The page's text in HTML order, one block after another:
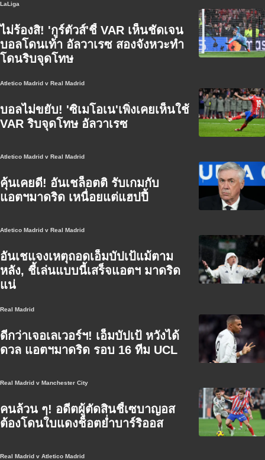
LaLiga
ไม่ร้องสิ! 'กูร์ตัวส์'ชี้ VAR เห็นชัดเจน
บอลโดนเท้า อัลวาเรซ สองจังหวะทำ
โดนริบจุดโทษ
Atletico Madrid v Real Madrid
บอลไม่ขยับ! 'ซิเมโอเน'เพิ่งเคยเห็นใช้
VAR ริบจุดโทษ อัลวาเรซ
Atletico Madrid v Real Madrid
คุ้นเคยดี! อันเชล็อตติ รับเกมกับ
แอตฯมาดริด เหนื่อยแต่แฮปปี้
Atletico Madrid v Real Madrid
อันเชแจงเหตุถอดเอ็มบัปเป้แม้ตาม
หลัง, ชี้เล่นแบบนี้เสร็จแอตฯ มาดริด
แน่
Real Madrid
ดีกว่าเจอเลเวอร์ฯ! เอ็มบัปเป้ หวังได้
ดวล แอตฯมาดริด รอบ 16 ทีม UCL
Real Madrid v Manchester City
คนล้วน ๆ! อดีตผู้ตัดสินชี้เซบาญอส
ต้องโดนใบแดงช็อตย่ำบาร์ริออส
Real Madrid v Atletico Madrid